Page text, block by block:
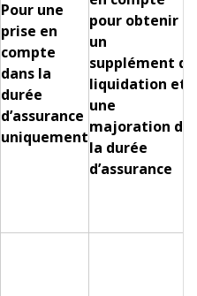
Pour une
prise en
compte
dans la
durée
d’assurance
uniquement
pour obtenir
un
supplément de
liquidation et
une
majoration de
la durée
d’assurance